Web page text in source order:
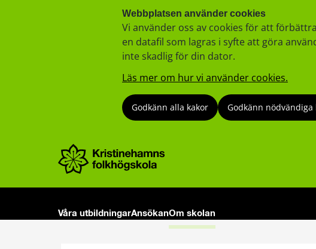
Webbplatsen använder cookies
Vi använder oss av cookies för att
en datafil som lagras i syfte att göra
inte skadlig för din dator.
Läs mer om hur vi använder cookies.
Godkänn alla kakor Godkänn nödvändiga
Våra utbildningarAnsökanOm skolan